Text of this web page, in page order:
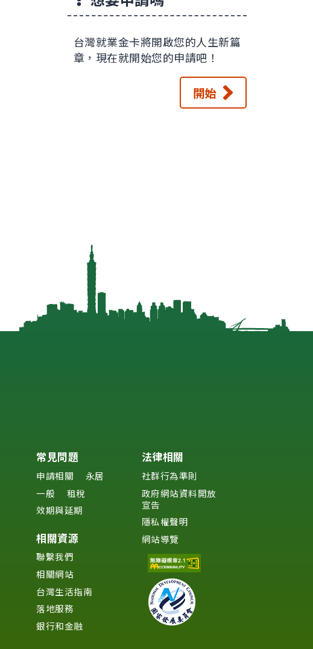
台灣就業金卡將開啟您的人生新篇
章，現在就開始您的申請吧！
開始
常見問題
申請相關
永居
一般
租稅
效期與延期
相關資源
聯繫我們
相關網站
台灣生活指南
落地服務
銀行和金融
法律相關
社群行為準則
政府網站資料開放
宣告
隱私權聲明
網站導覽